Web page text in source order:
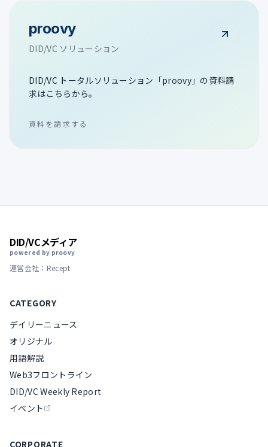
proovy
DID/VC ソリューション
DID/VC トータルソリューション「proovy」の資料請
求はこちらから。
資料を請求する
DID/VCメディア
powered by proovy
運営会社：Recept
CATEGORY
デイリーニュース
オリジナル
用語解説
Web3フロントライン
DID/VC Weekly Report
イベント
CORPORATE